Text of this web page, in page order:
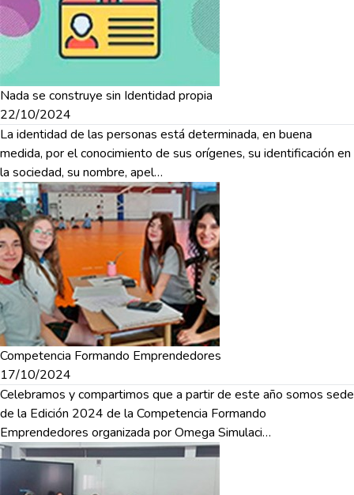
Nada se construye sin Identidad propia
22/10/2024
La identidad de las personas está determinada, en buena
medida, por el conocimiento de sus orígenes, su identificación en
la sociedad, su nombre, apel…
Competencia Formando Emprendedores
17/10/2024
Celebramos y compartimos que a partir de este año somos sede
de la Edición 2024 de la Competencia Formando
Emprendedores organizada por Omega Simulaci…